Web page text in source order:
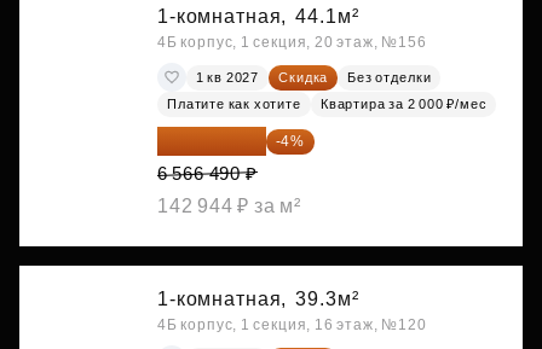
1-комнатная, 44.1м²
4Б корпус, 1 секция, 20 этаж, №156
1 кв 2027 Скидка
Без отделки
Платите как хотите
Квартира за 2 000 ₽/мес
-4%
6 566 490 ₽
142 944 ₽ за м²
1-комнатная, 39.3м²
4Б корпус, 1 секция, 16 этаж, №120